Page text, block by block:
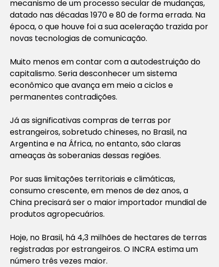
mecanismo de um processo secular de mudanças,
datado nas décadas 1970 e 80 de forma errada. Na
época, o que houve foi a sua aceleração trazida por
novas tecnologias de comunicação.
Muito menos em contar com a autodestruição do
capitalismo. Seria desconhecer um sistema
econômico que avança em meio a ciclos e
permanentes contradições.
Já as significativas compras de terras por
estrangeiros, sobretudo chineses, no Brasil, na
Argentina e na África, no entanto, são claras
ameaças às soberanias dessas regiões.
Por suas limitações territoriais e climáticas,
consumo crescente, em menos de dez anos, a
China precisará ser o maior importador mundial de
produtos agropecuários.
Hoje, no Brasil, há 4,3 milhões de hectares de terras
registradas por estrangeiros. O INCRA estima um
número três vezes maior.